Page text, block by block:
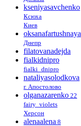
kseniyasavchenko
Ксюха
Киев
oksanafartushnaya
Днепр
filatovanadejda
fialkidnipro
fialki_dnipro
nataliyasolodkova
г. Апостолово
olganazarenko 22
fairy_violets
Херсон
alenaalena 8